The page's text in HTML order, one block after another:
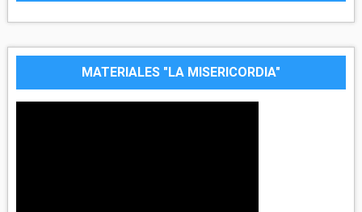
MATERIALES "LA MISERICORDIA"